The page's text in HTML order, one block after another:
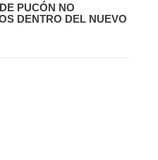
PUCÓN NO
DENTRO DEL NUEVO